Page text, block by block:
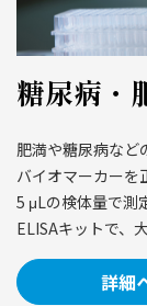
糖尿病・
肥満や糖尿病など
バイオマーカーを
5 μLの検体量で測
ELISAキットで、
詳細